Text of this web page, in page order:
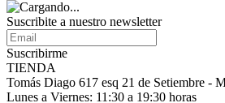
Suscribite a nuestro newsletter
Suscribirme
TIENDA
Tomás Diago 617 esq 21 de Setiembre -
Lunes a Viernes: 11:30 a 19:30 horas